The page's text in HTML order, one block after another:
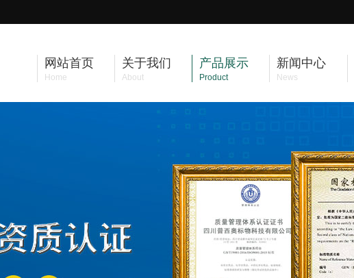
网站首页
Home
关于我们
About
产品展示
Product
新闻中心
News